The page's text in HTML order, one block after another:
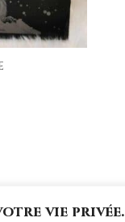
vie privée.